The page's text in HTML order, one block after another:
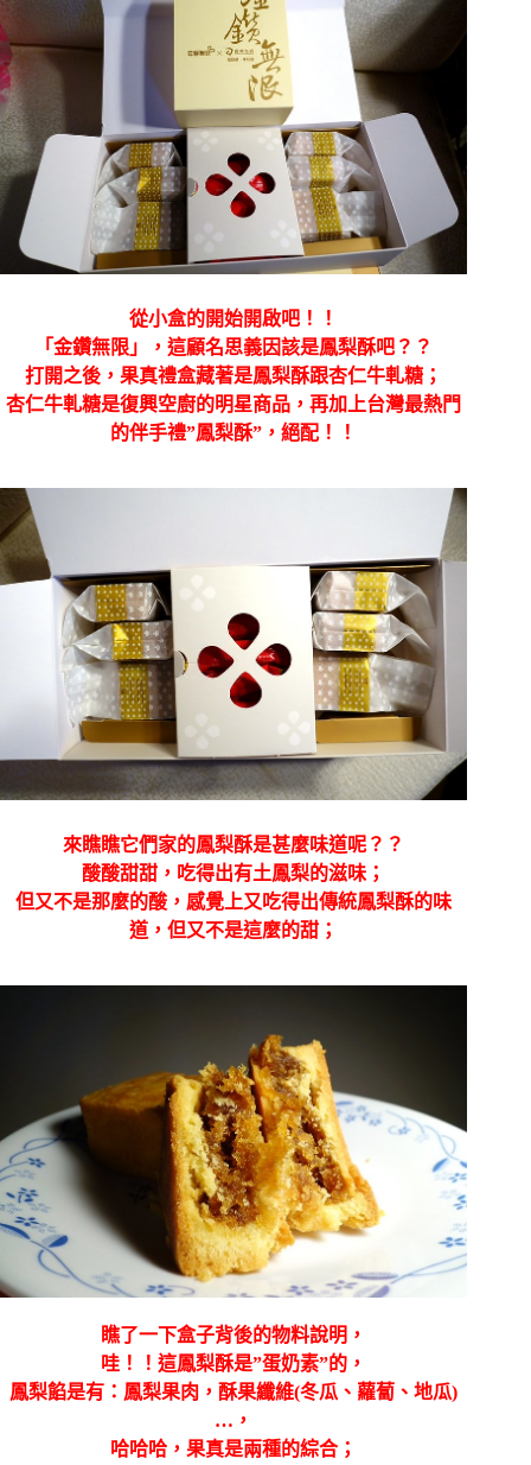
從小盒的開始開啟吧！！
「金鑽無限」，這顧名思義因該是鳳梨酥吧？？
打開之後，果真禮盒藏著是鳳梨酥跟杏仁牛軋糖；
杏仁牛軋糖是復興空廚的明星商品，再加上台灣最熱門
的伴手禮”鳳梨酥”，絕配！！
來瞧瞧它們家的鳳梨酥是甚麼味道呢？？
酸酸甜甜，吃得出有土鳳梨的滋味；
但又不是那麼的酸，感覺上又吃得出傳統鳳梨酥的味
道，但又不是這麼的甜；
瞧了一下盒子背後的物料說明，
哇！！這鳳梨酥是”蛋奶素”的，
鳳梨餡是有：鳳梨果肉，酥果纖維(冬瓜、蘿蔔、地瓜)
…，
哈哈哈，果真是兩種的綜合；